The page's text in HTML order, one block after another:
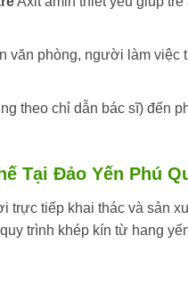
văn phòng, người làm việc
theo chỉ dẫn bác sĩ) đến
Tại Đảo Yến Phú
trực tiếp khai thác và sản
trình khép kín từ hang